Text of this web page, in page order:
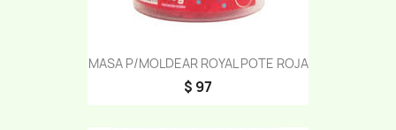
MASA P/MOLDEAR ROYAL POTE ROJA
$ 97